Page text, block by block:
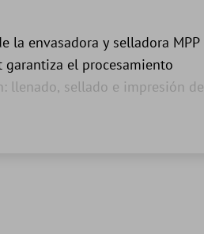
la envasadora y selladora MPP
el procesamiento
llenado, sellado e impresión de
solo sistema y en un solo paso.